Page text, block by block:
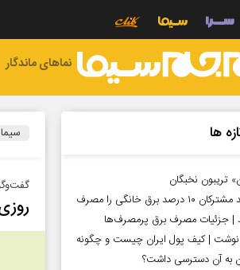
نماهای ماندگار
سیما ها
تریبون نخبگان
۲ درصد مشترکان ۱۰ درصد برق خانگی را مصرف
| جزئیات مصرف برق پرمصرف‌ها
| کیف پول ایران چیست و چگونه
به آن دسترسی داشت؟